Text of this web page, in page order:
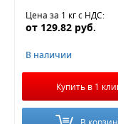
Не нашли
Оставьте заявку -
Цена за 1 кгс НДС:
от 129.82 руб.
В наличии
Купить в 1